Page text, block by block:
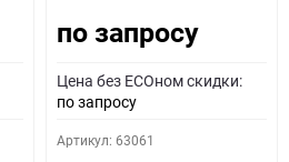
по запросу
Цена без ECOном скидки:
по запросу
Артикул: 63061